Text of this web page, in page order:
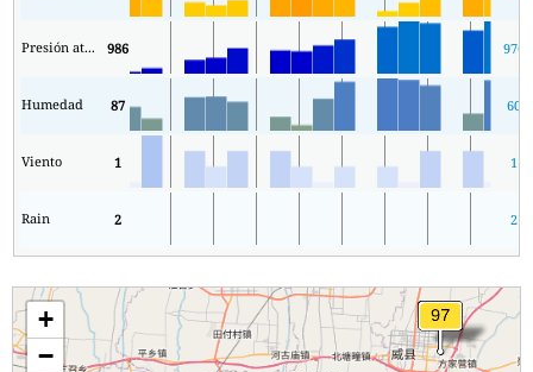
Presión atmosférica 986 976
Humedad 87 60
Viento 1 1
Rain 2 2
+
−